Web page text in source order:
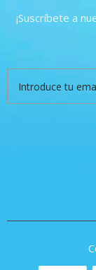
¡Suscríbete a